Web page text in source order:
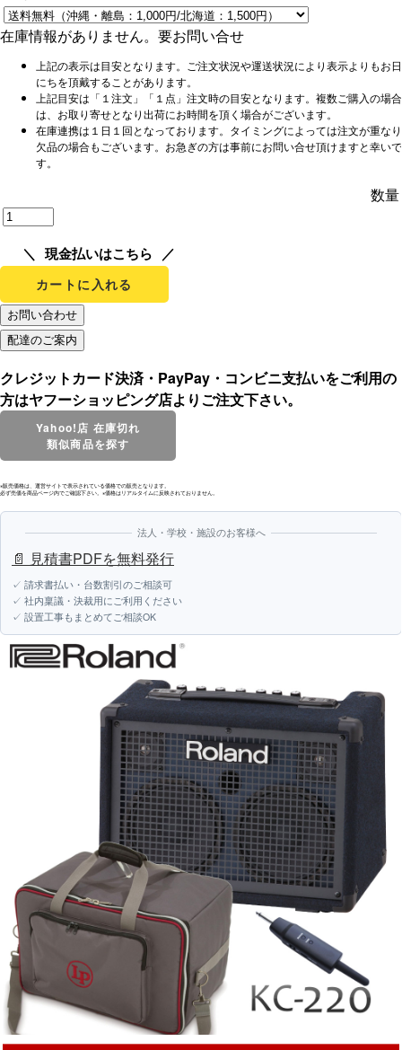
在庫情報がありません。要お問い合せ
上記の表示は目安となります。ご注文状況や運送状況により表示よりもお日
にちを頂戴することがあります。
上記目安は「１注文」「１点」注文時の目安となります。複数ご購入の場合
は、お取り寄せとなり出荷にお時間を頂く場合がございます。
在庫連携は１日１回となっております。タイミングによっては注文が重なり
欠品の場合もございます。お急ぎの方は事前にお問い合せ頂けますと幸いで
す。
数量
現金払いはこちら
カートに入れる
クレジットカード決済・PayPay・コンビニ支払いをご利用の
方はヤフーショッピング店よりご注文下さい。
Yahoo!店 在庫切れ
類似商品を探す
※販売価格は、運営サイトで表示されている価格での販売となります。
必ず売価を商品ページ内でご確認下さい。※価格はリアルタイムに反映されておりません。
法人・学校・施設のお客様へ
📄 見積書PDFを無料発行
✓ 請求書払い・台数割引のご相談可
✓ 社内稟議・決裁用にご利用ください
✓ 設置工事もまとめてご相談OK